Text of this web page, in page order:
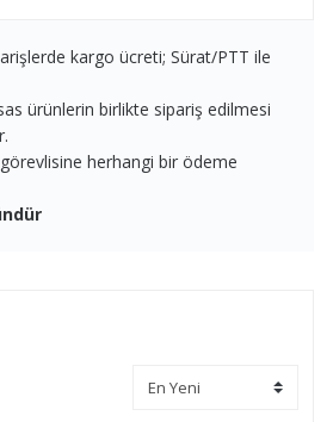
kargo ücreti; Sürat/PTT ile
ürünlerin birlikte sipariş edilmesi
herhangi bir ödeme